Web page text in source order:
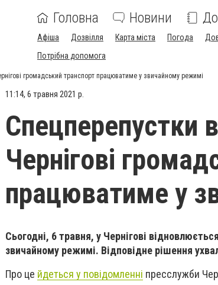
Головна Новини
Афіша Дозвілля Карта міста Погода
Потрібна допомога
громадський транспорт працюватиме у звичайному режимі
11:14, 6 травня 2021 р.
Спецперепустки
Чернігові
працюватиме у
Сьогодні, 6 травня, у Чернігові
звичайному режимі. Відповідне рішення
Про це йдеться у повідомленні пресслужби